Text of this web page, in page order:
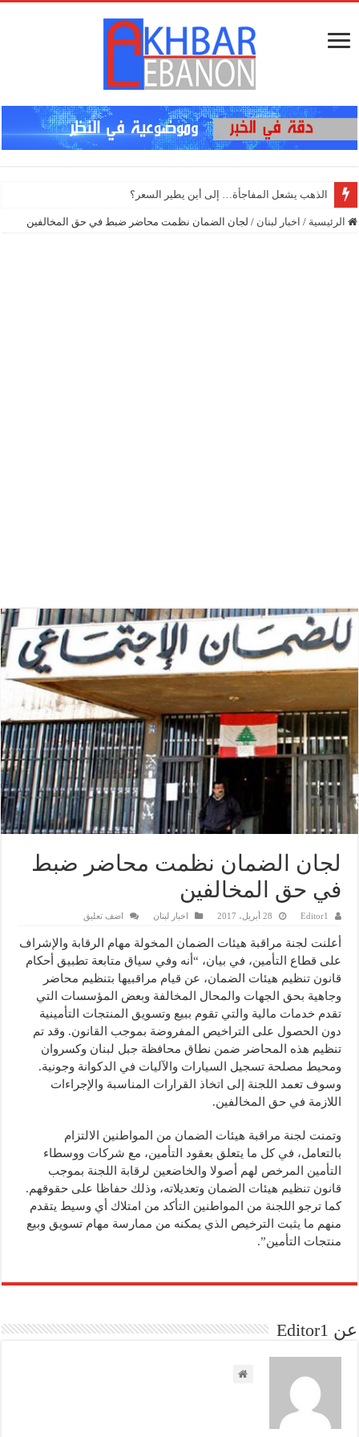
إنذار
الرئيسية / اخبار لبنان / لجان الضمان نظمت محاضر ضبط في حق المخالفين
لجان الضمان نظمت محاضر ضبط
في حق المخالفين
Editor1 28 أبريل، 2017 اخبار لبنان اضف تعليق
أعلنت لجنة مراقبة هيئات الضمان المخولة مهام الرقابة والإشراف
على قطاع التأمين، في بيان، “أنه وفي سياق متابعة تطبيق أحكام
قانون تنظيم هيئات الضمان، عن قيام مراقبيها بتنظيم محاضر
وجاهية بحق الجهات والمحال المخالفة وبعض المؤسسات التي
تقدم خدمات مالية والتي تقوم ببيع وتسويق المنتجات التأمينية
دون الحصول على التراخيص المفروضة بموجب القانون. وقد تم
تنظيم هذه المحاضر ضمن نطاق محافظة جبل لبنان وكسروان
ومحيط مصلحة تسجيل السيارات والآليات في الدكوانة وجونية.
وسوف تعمد اللجنة إلى اتخاذ القرارات المناسبة والإجراءات
اللازمة في حق المخالفين.
وتمنت لجنة مراقبة هيئات الضمان من المواطنين الالتزام
بالتعامل، في كل ما يتعلق بعقود التأمين، مع شركات ووسطاء
التأمين المرخص لهم أصولا والخاضعين لرقابة اللجنة بموجب
قانون تنظيم هيئات الضمان وتعديلاته، وذلك حفاظا على حقوقهم.
كما ترجو اللجنة من المواطنين التأكد من امتلاك أي وسيط يتقدم
منهم ما يثبت الترخيص الذي يمكنه من ممارسة مهام تسويق وبيع
منتجات التأمين”.
عن Editor1